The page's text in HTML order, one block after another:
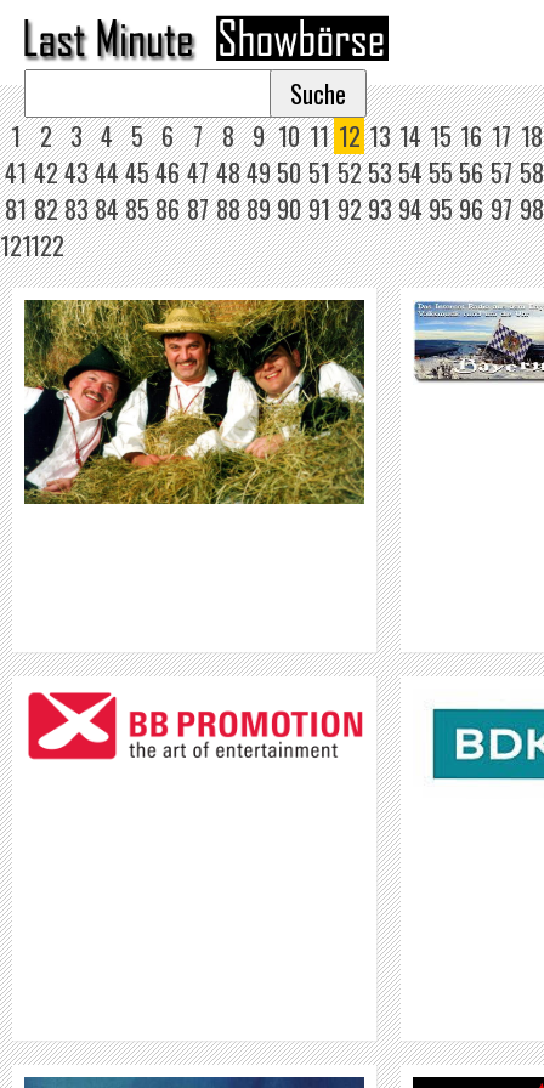
1 2 3 4 5 6 7 8 9 10 11 12 13 14 15 16 17 18
41 4243444546 47 484950 51 5253545556 57 58
81 8283848586 87 888990 91 9293949596 97 98
121122
BAYERWALDRADIO
WEITER
BDKV